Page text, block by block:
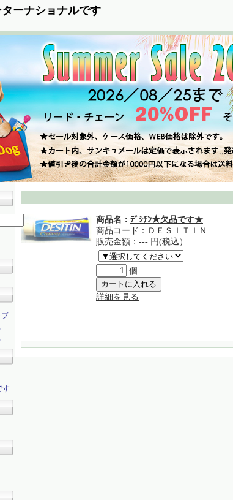
ーナショナルです
ブ
す
商品名： ﾃﾞｼﾁﾝ★欠品です★
商品コード： ＤＥＳＩＴＩＮ
販売金額： --- 円(税込）
個
詳細を見る